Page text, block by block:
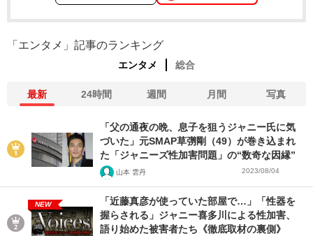
「エンタメ」記事のランキング
エンタメ 総合
最新 24時間 週間 月間 写真
「父の通夜の晩、息子を狙うジャニー氏に気
づいた」元SMAP草彅剛（49）が巻き込まれ
た「ジャニーズ性加害問題」の“数奇な因縁”
山本 雲丹 2023/08/04
NEW
「近藤真彦が使っていた部屋で…」「性器を
握らされる」ジャニー喜多川による性加害、
語り始めた被害者たち《徹底取材の裏側》